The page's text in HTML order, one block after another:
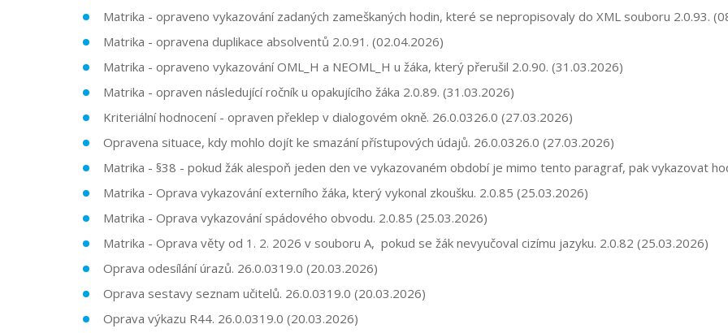
Matrika - opraveno vykazování zadaných zameškaných hodin, které se nepropisovaly do XML souboru 2.0.93.
Matrika - opravena duplikace absolventů 2.0.91. (02.04.2026)
Matrika - opraveno vykazování OML_H a NEOML_H u žáka, který přerušil 2.0.90. (31.03.2026)
Matrika - opraven následující ročník u opakujícího žáka 2.0.89. (31.03.2026)
Kriteriální hodnocení - opraven překlep v dialogovém okně. 26.0.0326.0 (27.03.2026)
Opravena situace, kdy mohlo dojít ke smazání přístupových údajů. 26.0.0326.0 (27.03.2026)
Matrika - §38 - pokud žák alespoň jeden den ve vykazovaném období je mimo tento paragraf, pak vykazovat
Matrika - Oprava vykazování externího žáka, který vykonal zkoušku. 2.0.85 (25.03.2026)
Matrika - Oprava vykazování spádového obvodu. 2.0.85 (25.03.2026)
Matrika - Oprava věty od 1. 2. 2026 v souboru A, pokud se žák nevyučoval cizímu jazyku. 2.0.82 (25.03.2026)
Oprava odesílání úrazů. 26.0.0319.0 (20.03.2026)
Oprava sestavy seznam učitelů. 26.0.0319.0 (20.03.2026)
Oprava výkazu R44. 26.0.0319.0 (20.03.2026)